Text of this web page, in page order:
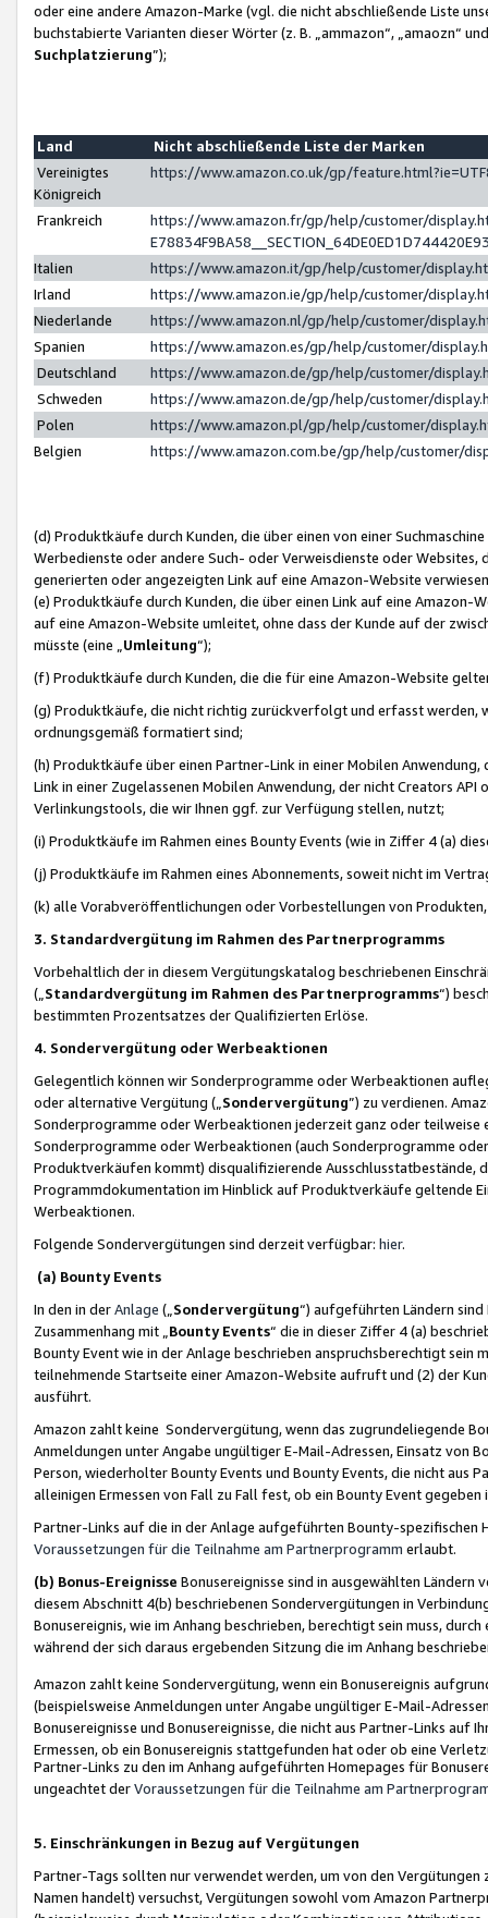
oder eine andere Amazon-Marke (vgl. die nicht abschließende Liste
buchstabierte Varianten dieser Wörter (z. B. „ammazon“, „amaozn“
Suchplatzierung”);
Land
Nicht abschließende Liste der Marken
Vereinigtes
Königreich
https://www.amazon.co.uk/gp/
Frankreich
https://www.amazon.fr/gp/help/customer/
Italien
https://www.amazon.it/gp/help/customer/
Irland
https://www.amazon.ie/gp/help/customer/
Niederlande
https://www.amazon.nl/gp/help/customer/
Spanien
https://www.amazon.es/gp/help/customer/
Deutschland
https://www.amazon.de/gp/help/customer/
Schweden
https://www.amazon.de/gp/help/customer/
Polen
https://www.amazon.pl/gp/help/customer/
Belgien
https://www.amazon.com.be/gp/help/customer/
(d) Produktkäufe durch Kunden, die über einen von einer
Werbedienste oder andere Such- oder Verweisdienste oder Websites,
generierten oder angezeigten Link auf eine Amazon-Website
(e) Produktkäufe durch Kunden, die über einen Link auf eine
auf eine Amazon-Website umleitet, ohne dass der Kunde auf der
müsste (eine „ Umleitung“);
(f) Produktkäufe durch Kunden, die die für eine Amazon-Website
(g) Produktkäufe, die nicht richtig zurückverfolgt und erfasst werden,
ordnungsgemäß formatiert sind;
(h) Produktkäufe über einen Partner-Link in einer Mobilen
Link in einer Zugelassenen Mobilen Anwendung, der nicht Creators
Verlinkungstools, die wir Ihnen ggf. zur Verfügung stellen, nutzt;
(i) Produktkäufe im Rahmen eines Bounty Events (wie in Ziffer 4 (a)
(j) Produktkäufe im Rahmen eines Abonnements, soweit nicht im
(k) alle Vorabveröffentlichungen oder Vorbestellungen von
3. Standardvergütung im Rahmen des Partnerprogramms
Vorbehaltlich der in diesem Vergütungskatalog beschriebenen
(„ Standardvergütung im Rahmen des Partnerprogramms“)
bestimmten Prozentsatzes der Qualifizierten Erlöse.
4. Sondervergütung oder Werbeaktionen
Gelegentlich können wir Sonderprogramme oder Werbeaktionen
oder alternative Vergütung („ Sondervergütung”) zu verdienen.
Sonderprogramme oder Werbeaktionen jederzeit ganz oder
Sonderprogramme oder Werbeaktionen (auch Sonderprogramme
Produktverkäufen kommt) disqualifizierende Ausschlusstatbestände,
Programmdokumentation im Hinblick auf Produktverkäufe geltende
Werbeaktionen.
Folgende Sondervergütungen sind derzeit verfügbar: hier.
(a) Bounty Events
In den in derAnlage („ Sondervergütung“) aufgeführten Ländern
Zusammenhang mit „ Bounty Events“ die in dieser Ziffer 4 (a)
Bounty Event wie in der Anlage beschrieben anspruchsberechtigt sein
teilnehmende Startseite einer Amazon-Website aufruft und (2) der
ausführt.
Amazon zahlt keine Sondervergütung, wenn das zugrundeliegende
Anmeldungen unter Angabe ungültiger E-Mail-Adressen, Einsatz von
Person, wiederholter Bounty Events und Bounty Events, die nicht
alleinigen Ermessen von Fall zu Fall fest, ob ein Bounty Event
Partner-Links auf die in der Anlage aufgeführten Bounty-spezifischen
Voraussetzungen für die Teilnahme am Partnerprogramm erlaubt.
(b) Bonus-Ereignisse Bonusereignisse sind in ausgewählten Ländern
diesem Abschnitt 4(b) beschriebenen Sondervergütungen in
Bonusereignis, wie im Anhang beschrieben, berechtigt sein muss,
während der sich daraus ergebenden Sitzung die im Anhang
Amazon zahlt keine Sondervergütung, wenn ein Bonusereignis
(beispielsweise Anmeldungen unter Angabe ungültiger E-Mail-
Bonusereignisse und Bonusereignisse, die nicht aus Partner-Links auf
Ermessen, ob ein Bonusereignis stattgefunden hat oder ob eine
Partner-Links zu den im Anhang aufgeführten Homepages für
ungeachtet derVoraussetzungen für die Teilnahme am
5. Einschränkungen in Bezug auf Vergütungen
Partner-Tags sollten nur verwendet werden, um von den
Namen handelt) versuchst, Vergütungen sowohl vom Amazon